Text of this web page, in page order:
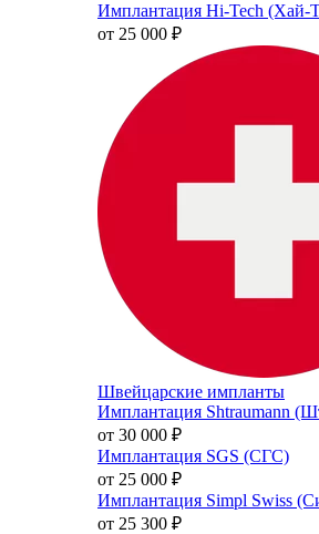
Имплантация Hi-Tech (Хай-
от 25 000 ₽
Швейцарские импланты
Имплантация Shtraumann
от 30 000 ₽
Имплантация SGS (СГС)
от 25 000 ₽
Имплантация Simpl Swiss
от 25 300 ₽